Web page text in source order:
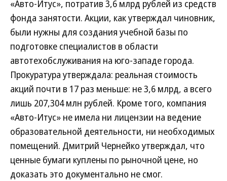
«Авто-Итус», потратив 3,6 млрд рублей из средств
фонда занятости. Акции, как утверждал чиновник,
были нужны для создания учебной базы по
подготовке специалистов в области
автотехобслуживания на юго-западе города.
Прокуратура утверждала: реальная стоимость
акций почти в 17 раз меньше: не 3,6 млрд, а всего
лишь 207,304 млн рублей. Кроме того, компания
«Авто-Итус» не имела ни лицензии на ведение
образовательной деятельности, ни необходимых
помещений. Дмитрий Чернейко утверждал, что
ценные бумаги куплены по рыночной цене, но
доказать это документально не смог.